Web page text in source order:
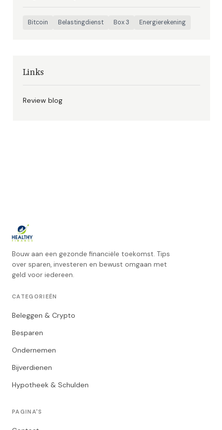
Bitcoin Belastingdienst Box 3 Energierekening
Links
Review blog
Bouw aan een gezonde financiële toekomst. Tips
over sparen, investeren en bewust omgaan met
geld voor iedereen.
CATEGORIEËN
Beleggen & Crypto
Besparen
Ondernemen
Bijverdienen
Hypotheek & Schulden
PAGINA'S